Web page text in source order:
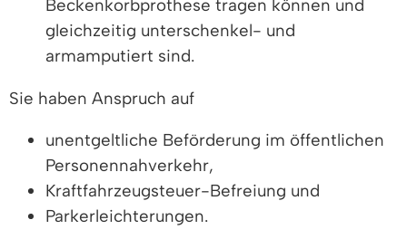
Beckenkorbprothese tragen können und
gleichzeitig unterschenkel- und
armamputiert sind.
Sie haben Anspruch auf
unentgeltliche Beförderung im öffentlichen
Personennahverkehr,
Kraftfahrzeugsteuer-Befreiung und
Parkerleichterungen.